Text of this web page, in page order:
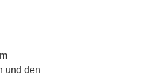
und den